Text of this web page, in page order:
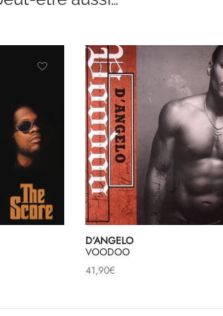
D’ANGELO
VOODOO
41,90€